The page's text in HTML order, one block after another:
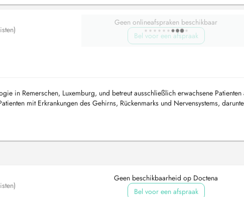
Geen onlineafspraken beschikbaar
Bel voor een afspraak
in Remerschen, Luxemburg, und betreut ausschließlich erwachsene Patienten
mit Erkrankungen des Gehirns, Rückenmarks und Nervensystems,
Multi...
Geen beschikbaarheid op Doctena
Bel voor een afspraak